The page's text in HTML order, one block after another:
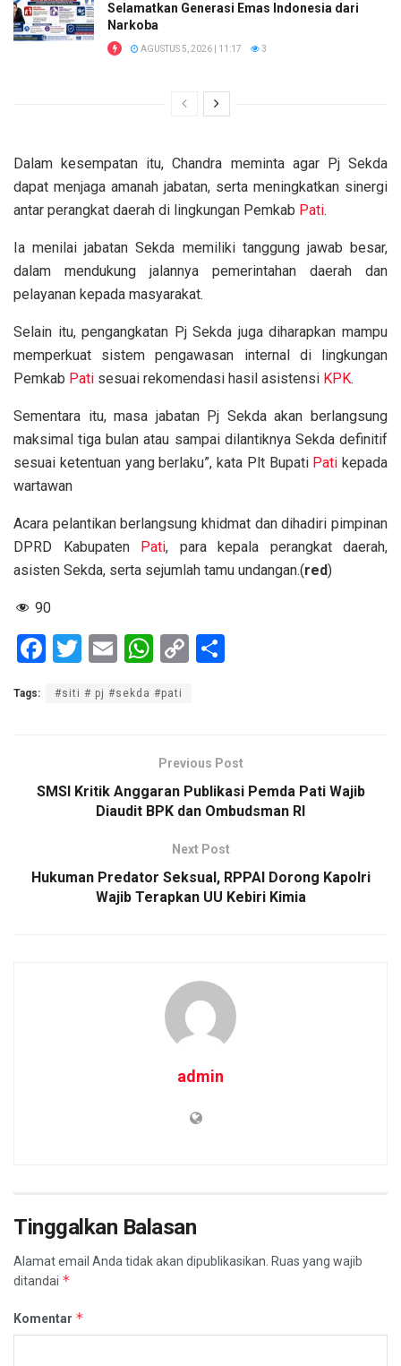
Selamatkan Generasi Emas Indonesia dari
Narkoba
AGUSTUS 5, 2026 | 11:17 3
Dalam kesempatan itu, Chandra meminta agar Pj Sekda
dapat menjaga amanah jabatan, serta meningkatkan sinergi
antar perangkat daerah di lingkungan Pemkab Pati.
Ia menilai jabatan Sekda memiliki tanggung jawab besar,
dalam mendukung jalannya pemerintahan daerah dan
pelayanan kepada masyarakat.
Selain itu, pengangkatan Pj Sekda juga diharapkan mampu
memperkuat sistem pengawasan internal di lingkungan
Pemkab Pati sesuai rekomendasi hasil asistensi KPK.
Sementara itu, masa jabatan Pj Sekda akan berlangsung
maksimal tiga bulan atau sampai dilantiknya Sekda definitif
sesuai ketentuan yang berlaku”, kata Plt Bupati Pati kepada
wartawan
Acara pelantikan berlangsung khidmat dan dihadiri pimpinan
DPRD Kabupaten
Pati, para kepala perangkat daerah,
asisten Sekda, serta sejumlah tamu undangan.(red)
90
F
ce
o
T
tt
E
ail
W
at
A
p
p
C
n
k
Tags: #siti # pj #sekda #pati
Previous Post
SMSI Kritik Anggaran Publikasi Pemda Pati Wajib
Diaudit BPK dan Ombudsman RI
Next Post
Hukuman Predator Seksual, RPPAI Dorong Kapolri
Wajib Terapkan UU Kebiri Kimia
admin
Tinggalkan Balasan
Alamat email Anda tidak akan dipublikasikan. Ruas yang wajib
ditandai *
Komentar *